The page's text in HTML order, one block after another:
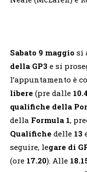
Sabato 9 maggio si
della GP3 e si
l’appuntamento è
libere (pre dalle
qualifiche della
della Formula 1,
Qualifiche delle 13
seguire, legare di
(ore 17.20). Alle